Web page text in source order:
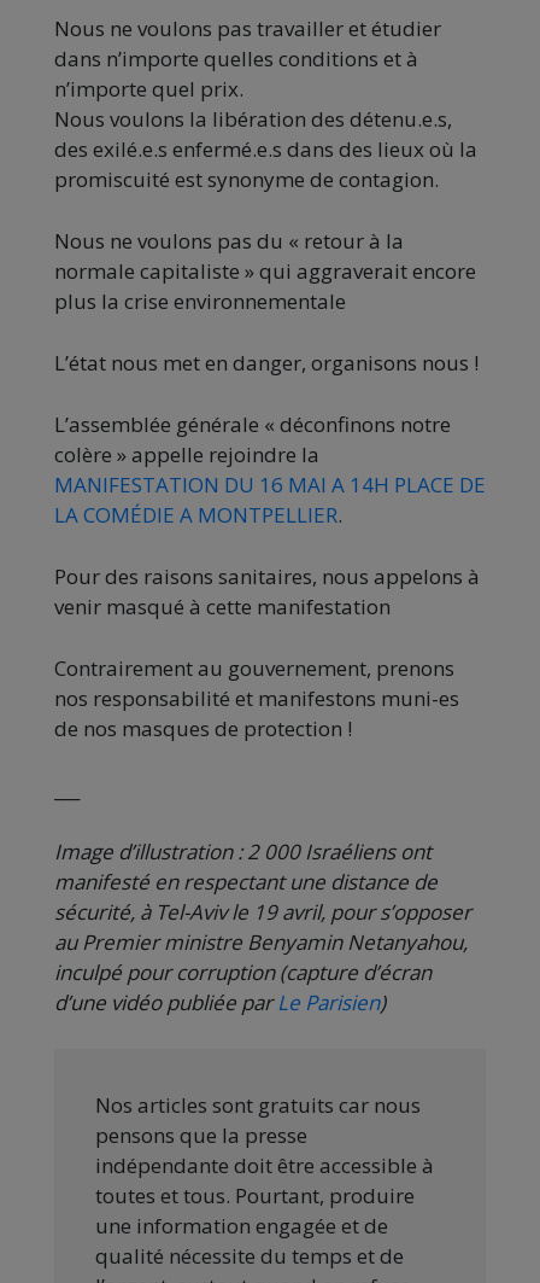
Nous ne voulons pas travailler et étudier
dans n’importe quelles conditions et à
n’importe quel prix.
Nous voulons la libération des détenu.e.s,
des exilé.e.s enfermé.e.s dans des lieux où la
promiscuité est synonyme de contagion.
Nous ne voulons pas du « retour à la
normale capitaliste » qui aggraverait encore
plus la crise environnementale
L’état nous met en danger, organisons nous !
L’assemblée générale « déconfinons notre
colère » appelle rejoindre la
MANIFESTATION DU 16 MAI A 14H PLACE DE
LA COMÉDIE A MONTPELLIER.
Pour des raisons sanitaires, nous appelons à
venir masqué à cette manifestation
Contrairement au gouvernement, prenons
nos responsabilité et manifestons muni-es
de nos masques de protection !
Image d’illustration : 2 000 Israéliens ont
manifesté en respectant une distance de
sécurité, à Tel-Aviv le 19 avril, pour s’opposer
au Premier ministre Benyamin Netanyahou,
inculpé pour corruption (capture d’écran
d’une vidéo publiée parLe Parisien)
Nos articles sont gratuits car nous
pensons que la presse
indépendante doit être accessible à
toutes et tous. Pourtant, produire
une information engagée et de
qualité nécessite du temps et de